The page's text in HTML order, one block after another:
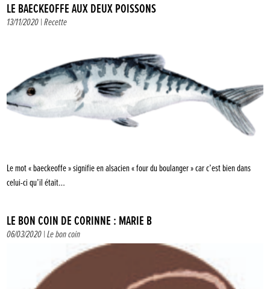
LE BAECKEOFFE AUX DEUX POISSONS
13/11/2020 |Recette
Le mot « baeckeoffe » signifie en alsacien « four du boulanger » car c’est bien dans
celui-ci qu’il était…
LE BON COIN DE CORINNE : MARIE B
06/03/2020 |Le bon coin